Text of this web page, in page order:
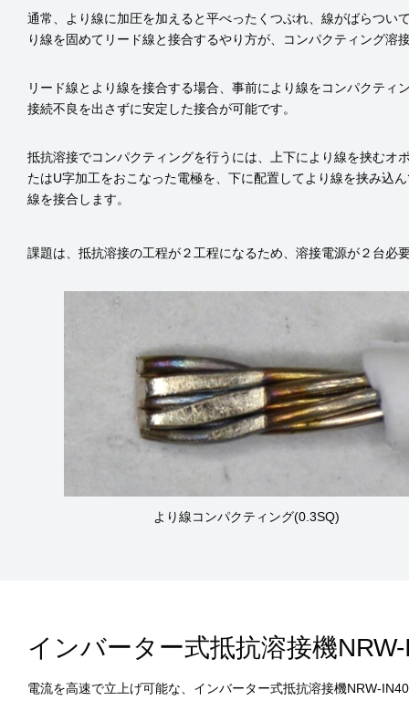
通常、より線に加圧を加えると平べったくつぶれ、線がばらつい
り線を固めてリード線と接合するやり方が、コンパクティング溶
リード線とより線を接合する場合、事前により線をコンパクティ
接続不良を出さずに安定した接合が可能です。
抵抗溶接でコンパクティングを行うには、上下により線を挟むオ
たはU字加工をおこなった電極を、下に配置してより線を挟み込
線を接合します。
課題は、抵抗溶接の工程が２工程になるため、溶接電源が２台必
より線コンパクティング(0.3SQ)
インバーター式抵抗溶接機
電流を高速で立上げ可能な、インバーター式抵抗溶接機NRW-